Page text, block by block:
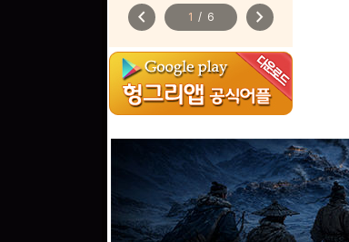
chevron_left 1 / 6 chevron_right